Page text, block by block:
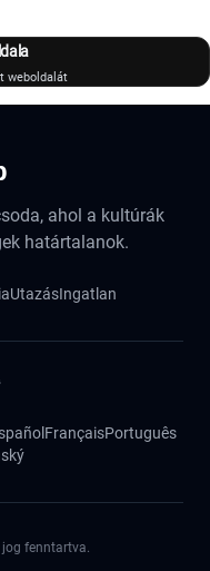
weboldalát
ahol a kultúrák
határtalanok.
UtazásIngatlan
FrançaisPortuguês
jog fenntartva.